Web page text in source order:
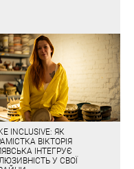
INCLUSIVE: ЯК
ВІКТОРІЯ
ІНТЕГРУЄ
У СВОЇ